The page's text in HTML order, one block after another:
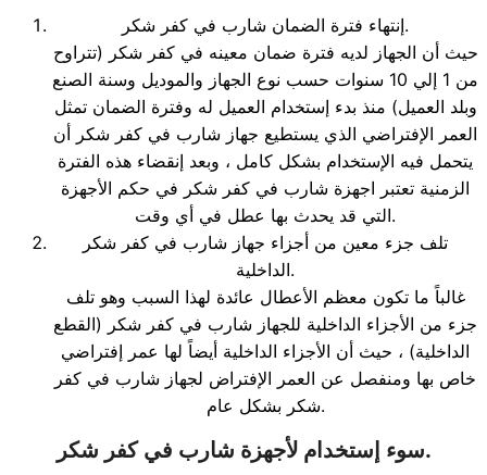
إنتهاء فترة الضمان شارب في كفر شكر.
حيث أن الجهاز لديه فترة ضمان معينه في كفر شكر (تتراوح
من 1 إلي 10 سنوات حسب نوع الجهاز والموديل وسنة الصنع
وبلد العميل) منذ بدء إستخدام العميل له وفترة الضمان تمثل
العمر الإفتراضي الذي يستطيع جهاز شارب في كفر شكر أن
يتحمل فيه الإستخدام بشكل كامل ، وبعد إنقضاء هذه الفترة
الزمنية تعتبر اجهزة شارب في كفر شكر في حكم الأجهزة
التي قد يحدث بها عطل في أي وقت.
تلف جزء معين من أجزاء جهاز شارب في كفر شكر
الداخلية.
غالباً ما تكون معظم الأعطال عائدة لهذا السبب وهو تلف
جزء من الأجزاء الداخلية للجهاز شارب في كفر شكر (القطع
الداخلية) ، حيث أن الأجزاء الداخلية أيضاً لها عمر إفتراضي
خاص بها ومنفصل عن العمر الإفتراض لجهاز شارب في كفر
شكر بشكل عام.
سوء إستخدام لأجهزة شارب في كفر شكر.